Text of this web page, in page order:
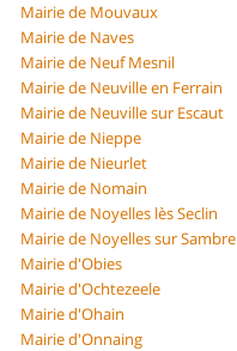
Mairie de Mouvaux
Mairie de Naves
Mairie de Neuf Mesnil
Mairie de Neuville en Ferrain
Mairie de Neuville sur Escaut
Mairie de Nieppe
Mairie de Nieurlet
Mairie de Nomain
Mairie de Noyelles lès Seclin
Mairie de Noyelles sur Sambre
Mairie d'Obies
Mairie d'Ochtezeele
Mairie d'Ohain
Mairie d'Onnaing